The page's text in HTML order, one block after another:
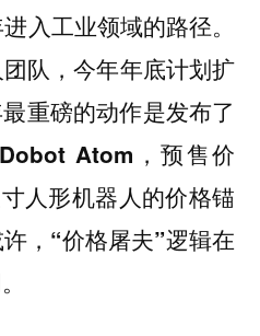
入工业领域的路径。
队，今年年底计划扩
重磅的动作是发布了
Atom，预售价
人形机器人的价格锚
，“价格屠夫”逻辑在